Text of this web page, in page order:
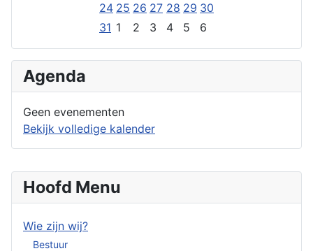
Hoofd Menu
Wie zijn wij?
Bestuur
24 25 26 27 28 29 30
31 1 2 3 4 5 6
Agenda
Geen evenementen
Bekijk volledige kalender